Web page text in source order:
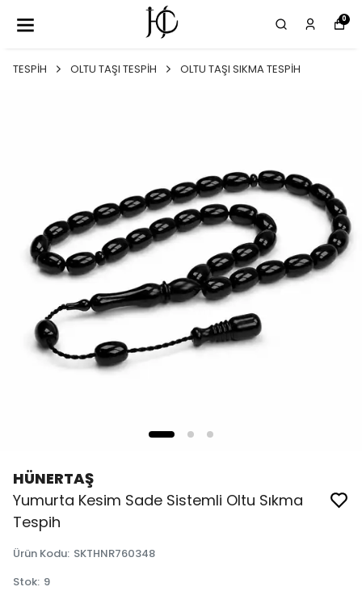
0
TESPİH OLTU TAŞI TESPİH OLTU TAŞI SIKMA TESPİH
HÜNERTAŞ
Yumurta Kesim Sade Sistemli Oltu Sıkma
Tespih
Ürün Kodu: SKTHNR760348
Stok: 9